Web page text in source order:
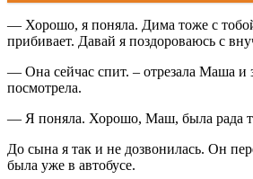
— Хорошо, я поняла. Дима тоже с
прибивает. Давай я поздороваюсь с
— Она сейчас спит. – отрезала Маша и
посмотрела.
— Я поняла. Хорошо, Маш, была рада
До сына я так и не дозвонилась. Он
была уже в автобусе.